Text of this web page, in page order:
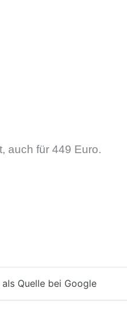
auch für 449 Euro.
als Quelle bei Google